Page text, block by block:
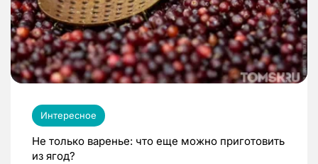
Интересное
Не только варенье: что еще можно приготовить
из ягод?